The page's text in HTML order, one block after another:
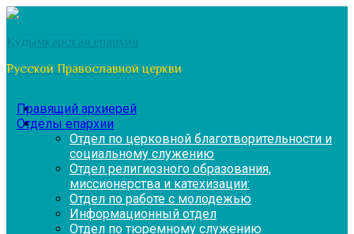
Перейти
содержимому
Кудымкарская епархия
Русской Православной церкви
Правящий архиерей
Отделы епархии
Отдел по церковной благотворительности и
социальному служению
Отдел религиозного образования,
миссионерства и катехизации:
Отдел по работе с молодежью
Информационный отдел
Отдел по тюремному служению